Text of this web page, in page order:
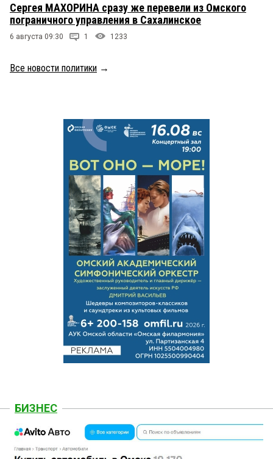
Сергея МАХОРИНА сразу же перевели из Омского
пограничного управления в Сахалинское
6 августа 09:30 1 1233
Все новости политики →
БИЗНЕС